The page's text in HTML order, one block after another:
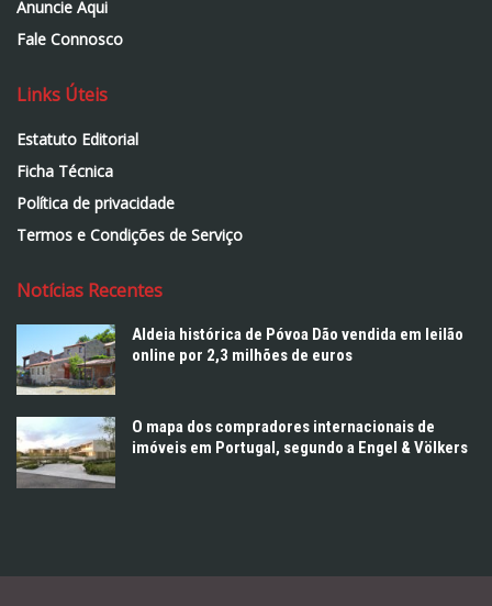
Anuncie Aqui
Fale Connosco
Links Úteis
Estatuto Editorial
Ficha Técnica
Política de privacidade
Termos e Condições de Serviço
Notícias Recentes
Aldeia histórica de Póvoa Dão vendida em leilão
online por 2,3 milhões de euros
O mapa dos compradores internacionais de
imóveis em Portugal, segundo a Engel & Völkers